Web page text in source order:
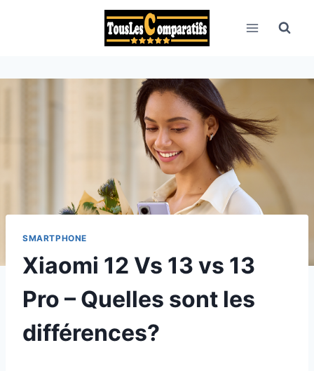
SMARTPHONE
Xiaomi 12 Vs 13 vs 13
Pro – Quelles sont les
différences?